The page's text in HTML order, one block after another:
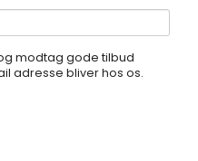
modtag gode tilbud
adresse bliver hos os.